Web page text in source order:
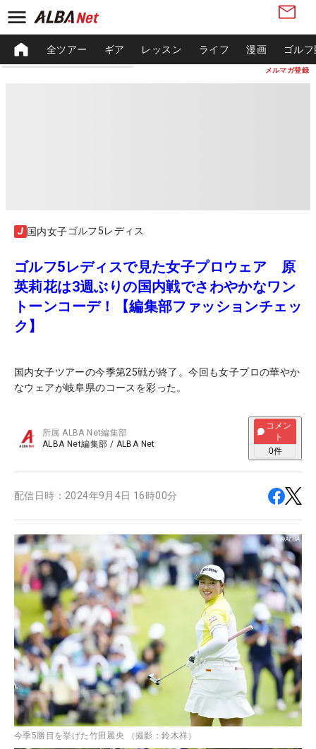
メルマガ登録
全ツアー ギア レッスン ライフ 漫画 ゴル
国内女子ゴルフ5レディス
ゴルフ5レディスで見た女子プロウェア 原
英莉花は3週ぶりの国内戦でさわやかなワン
トーンコーデ！【編集部ファッションチェッ
ク】
国内女子ツアーの今季第25戦が終了。今回も女子プロの華やか
なウェアが岐阜県のコースを彩った。
所属ALBA Net編集部
ALBA Net編集部 / ALBA Net
コメン
ト
0件
配信日時： 2024年9月4日 16時00分
今季5勝目を挙げた竹田麗央 （撮影：鈴木祥）